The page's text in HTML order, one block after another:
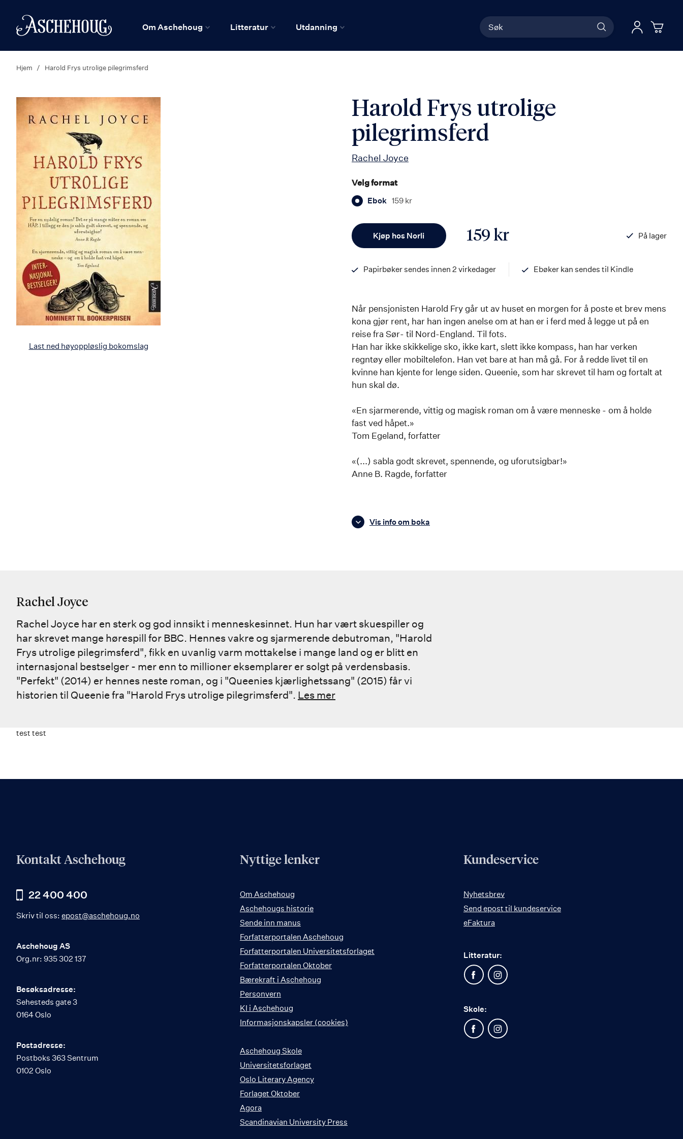
Hjem
Om Aschehoug Litteratur Utdanning
Søk Logg
Hjem Harold Frys utrolige pilegrimsferd
Last ned høyoppløslig bokomslag
Harold Frys utrolige
pilegrimsferd
Rachel Joyce
Velg format
Ebok 159 kr
Kjøp hos Norli 159 kr
På lager
Papirbøker sendes innen 2 virkedager
Ebøker kan sendes til Kindle
Når pensjonisten Harold Fry går ut av huset en morgen for å poste et brev mens
kona gjør rent, har han ingen anelse om at han er i ferd med å legge ut på en
reise fra Sør- til Nord-England. Til fots.
Han har ikke skikkelige sko, ikke kart, slett ikke kompass, han har verken
regntøy eller mobiltelefon. Han vet bare at han må gå. For å redde livet til en
kvinne han kjente for lenge siden. Queenie, som har skrevet til ham og fortalt at
hun skal dø.
«En sjarmerende, vittig og magisk roman om å være menneske - om å holde
fast ved håpet.»
Tom Egeland, forfatter
«(...) sabla godt skrevet, spennende, og uforutsigbar!»
Anne B. Ragde, forfatter
Vis info om boka
Rachel Joyce
Rachel Joyce har en sterk og god innsikt i menneskesinnet. Hun har vært skuespiller og
har skrevet mange hørespill for BBC. Hennes vakre og sjarmerende debutroman, "Harold
Frys utrolige pilegrimsferd", fikk en uvanlig varm mottakelse i mange land og er blitt en
internasjonal bestselger - mer enn to millioner eksemplarer er solgt på verdensbasis.
"Perfekt" (2014) er hennes neste roman, og i "Queenies kjærlighetssang" (2015) får vi
historien til Queenie fra "Harold Frys utrolige pilegrimsferd". Les mer
test test
Kontakt Aschehoug
22 400 400
Skriv til oss: epost@aschehoug.no
Aschehoug AS
Org.nr: 935 302 137
Besøksadresse:
Sehesteds gate 3
0164 Oslo
Postadresse:
Postboks 363 Sentrum
0102 Oslo
Nyttige lenker
Om Aschehoug
Aschehougs historie
Sende inn manus
Forfatterportalen Aschehoug
Forfatterportalen Universitetsforlaget
Forfatterportalen Oktober
Bærekraft i Aschehoug
Personvern
KI i Aschehoug
Informasjonskapsler (cookies)
Aschehoug Skole
Universitetsforlaget
Oslo Literary Agency
Forlaget Oktober
Agora
Scandinavian University Press
Kundeservice
Nyhetsbrev
Send epost til kundeservice
eFaktura
Litteratur:
Skole: